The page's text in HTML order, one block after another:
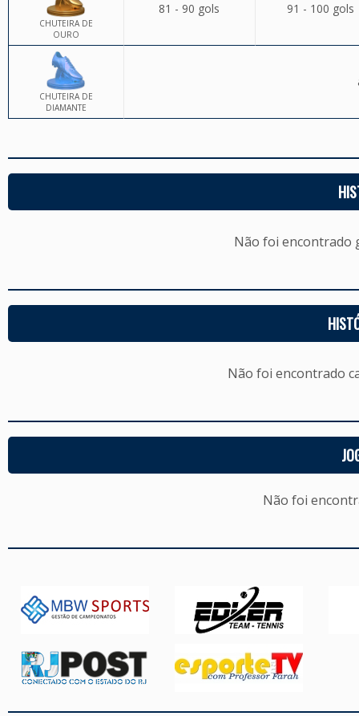
CHUTEIRA DE
OURO
81 - 90 gols 91 - 100 gols
CHUTEIRA DE
DIAMANTE
Não foi encontrado
Não foi encontrado
Não foi